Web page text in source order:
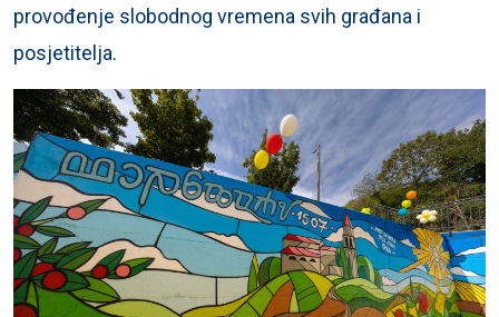
provođenje slobodnog vremena svih građana i
posjetitelja.